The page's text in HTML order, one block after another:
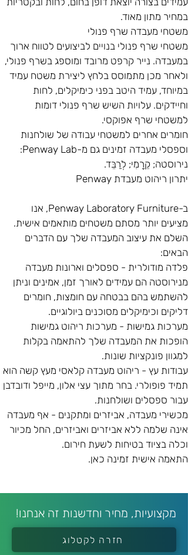
במחיר מתון מאוד.
משטחי מעבדה שרף פנולי
משטחי שרף פנולי בנויים לביצועים לטווח ארוך
במעבדה. נייר קרפט מרובד ומוספג בשרף פנולי,
ולאחר מכן מתמוסס בלחץ ליצירת משטח עמיד
במיוחד, עמיד היטב בפני כימיקלים, לחות
וחיידקים. עלויות השיש שרף פנולי דומות
למשטחי שרף אפוקסי.
חומרים אחרים למשטחי עבודה של שולחנות
וספסלי מעבדה זמינים גם מ-Penway Lab:
נירוסטה; קֵרָמִי; לְרַבֵּד.
יתרון ריהוט מעבדת Penway
ב-Penway Laboratory Furniture, אנו
מציעים יותר מסתם משטחים מותאמים אישית.
השלם את עיצוב המעבדה שלך עם הדברים
הבאים:
פלדה מודולרית - ספסלים וארונות מעבדה
מנירוסטה הם עמידים לאורך זמן, אמינים וניתן
להשתמש בהם בבטחה עם חומצות, חומרים
דליקים וכימיקלים מסוכנים ביולוגיים.
מערכות גמישות - מערכות ריהוט גמישות
הופכות את המעבדה שלך להתאמה בקלות
למגוון פונקציות שונות.
עבודות עץ - ריהוט מעבדה קלאסי מעץ קשה הוא
תמיד פופולרי. בחר מתוך עצי אלון, מייפל ודובדבן
עבור ספסלים ושולחנות.
מכשירי מעבדה, אביזרים ומתקנים - אף מעבדה
אינה שלמה ללא אביזרים ואביזרים, החל מכיור
וכלה בציוד בטיחות לשעת חירום.
התאמה אישית זמינה כאן.
מקצועיות, מחיר וחדשנות זה אנחנו!
חזרה לקטלוג